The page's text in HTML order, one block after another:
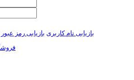
بازیابی نام کاربری بازیابی رمز عبور